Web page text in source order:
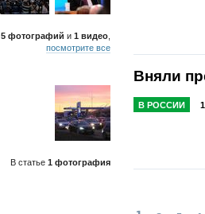
5 фотографий и 1 видео
посмотрите все
В статье 1 фотография
Вняли
В РОССИИ